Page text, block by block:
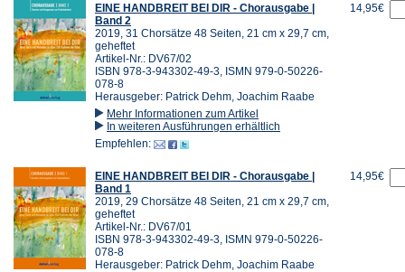
EINE HANDBREIT BEI DIR - Chorausgabe |
Band 2
2019, 31 Chorsätze 48 Seiten, 21 cm x 29,7 cm,
geheftet
Artikel-Nr.: DV67/02
ISBN 978-3-943302-49-3, ISMN 979-0-50226-
078-8
Herausgeber: Patrick Dehm, Joachim Raabe
Mehr Informationen zum Artikel
In weiteren Ausführungen erhältlich
Empfehlen:
14,95€
EINE HANDBREIT BEI DIR - Chorausgabe |
Band 1
2019, 29 Chorsätze 48 Seiten, 21 cm x 29,7 cm,
geheftet
Artikel-Nr.: DV67/01
ISBN 978-3-943302-49-3, ISMN 979-0-50226-
078-8
Herausgeber: Patrick Dehm, Joachim Raabe
14,95€